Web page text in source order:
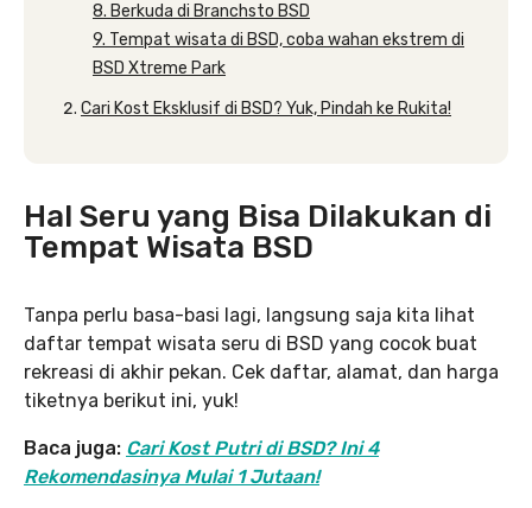
8. Berkuda di Branchsto BSD
9. Tempat wisata di BSD, coba wahan ekstrem di
BSD Xtreme Park
Cari Kost Eksklusif di BSD? Yuk, Pindah ke Rukita!
Hal Seru yang Bisa Dilakukan di
Tempat Wisata BSD
Tanpa perlu basa-basi lagi, langsung saja kita lihat
daftar tempat wisata seru di BSD yang cocok buat
rekreasi di akhir pekan. Cek daftar, alamat, dan harga
tiketnya berikut ini, yuk!
Baca juga: Cari Kost Putri di BSD? Ini 4
Rekomendasinya Mulai 1 Jutaan!